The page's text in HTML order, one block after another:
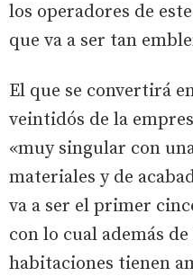
los operadores de
que va a ser tan
El que se convertirá
veintidós de la
«muy singular con
materiales y de
va a ser el primer
con lo cual además
habitaciones tienen